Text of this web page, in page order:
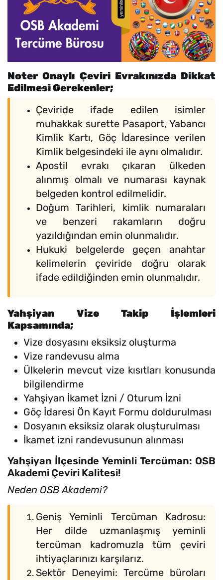
Noter Onaylı Çeviri Evrakınızda Dikkat
Edilmesi Gerekenler;
Çeviride ifade edilen isimler
muhakkak surette Pasaport, Yabancı
Kimlik Kartı, Göç İdaresince verilen
Kimlik belgesindeki ile aynı olmalıdır.
Apostil evrakı çıkaran ülkeden
alınmış olmalı ve numarası kaynak
belgeden kontrol edilmelidir.
Doğum Tarihleri, kimlik numaraları
ve benzeri rakamların doğru
yazıldığından emin olunmalıdır.
Hukuki belgelerde geçen anahtar
kelimelerin çeviride doğru olarak
ifade edildiğinden emin olunmalıdır.
Yahşiyan Vize Takip İşlemleri
Kapsamında;
Vize dosyasını eksiksiz oluşturma
Vize randevusu alma
Ülkelerin mevcut vize kısıtları konusunda
bilgilendirme
Yahşiyan İkamet İzni / Oturum İzni
Göç İdaresi Ön Kayıt Formu doldurulması
Dosyanın eksiksiz olarak oluşturulması
İkamet izni randevusunun alınması
Yahşiyan İlçesinde Yeminli Tercüman: OSB
Akademi Çeviri Kalitesi!
Neden OSB Akademi?
Geniş Yeminli Tercüman Kadrosu:
Her dilde uzmanlaşmış yeminli
tercüman kadromuzla tüm çeviri
ihtiyaçlarınızı karşılarız.
Sektör Deneyimi: Tercüme büroları